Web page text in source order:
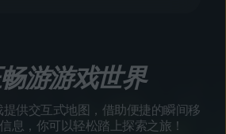
游游戏世界
供交互式地图，借助便捷的瞬间移
息，你可以轻松踏上探索之旅！